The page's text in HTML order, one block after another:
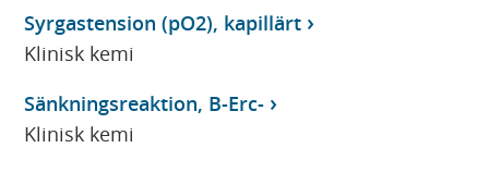
Syrgastension (pO2), kapillärt
Klinisk kemi
Sänkningsreaktion, B-Erc-
Klinisk kemi